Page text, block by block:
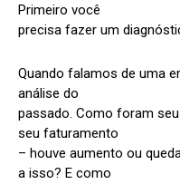
Primeiro você
precisa fazer um
Quando falamos de uma
análise do
passado. Como foram
seu faturamento
– houve aumento ou
a isso? E como